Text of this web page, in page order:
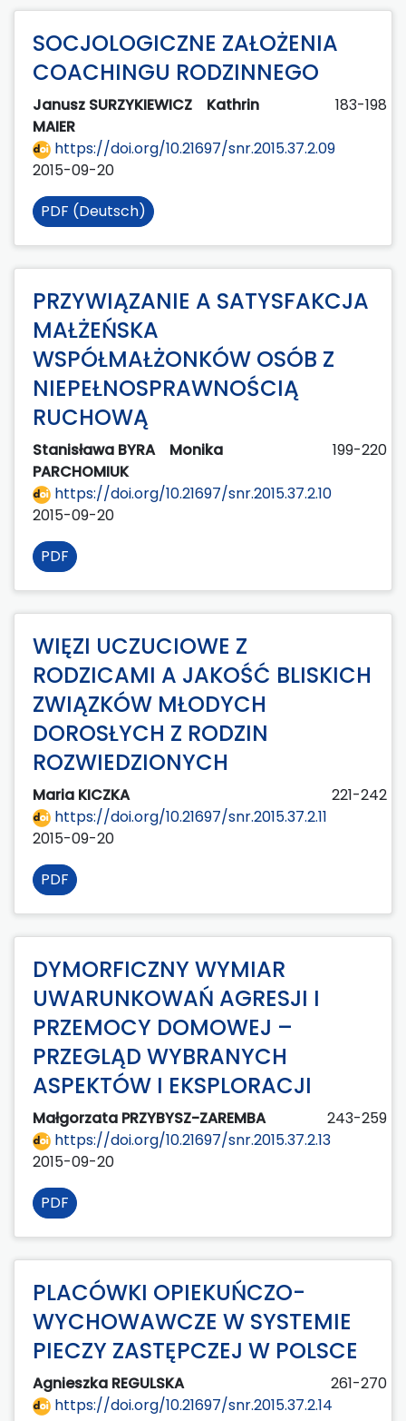
SOCJOLOGICZNE ZAŁOŻENIA
COACHINGU RODZINNEGO
Janusz SURZYKIEWICZ
Kathrin
MAIER
183-198
https://doi.org/10.21697/snr.2015.37.2.09
2015-09-20
PDF (Deutsch)
PRZYWIĄZANIE A SATYSFAKCJA
MAŁŻEŃSKA
WSPÓŁMAŁŻONKÓW OSÓB Z
NIEPEŁNOSPRAWNOŚCIĄ
RUCHOWĄ
Stanisława BYRA
Monika
PARCHOMIUK
199-220
https://doi.org/10.21697/snr.2015.37.2.10
2015-09-20
PDF
WIĘZI UCZUCIOWE Z
RODZICAMI A JAKOŚĆ BLISKICH
ZWIĄZKÓW MŁODYCH
DOROSŁYCH Z RODZIN
ROZWIEDZIONYCH
Maria KICZKA
221-242
https://doi.org/10.21697/snr.2015.37.2.11
2015-09-20
PDF
DYMORFICZNY WYMIAR
UWARUNKOWAŃ AGRESJI I
PRZEMOCY DOMOWEJ –
PRZEGLĄD WYBRANYCH
ASPEKTÓW I EKSPLORACJI
Małgorzata PRZYBYSZ-ZAREMBA
243-259
https://doi.org/10.21697/snr.2015.37.2.13
2015-09-20
PDF
PLACÓWKI OPIEKUŃCZO-
WYCHOWAWCZE W SYSTEMIE
PIECZY ZASTĘPCZEJ W POLSCE
Agnieszka REGULSKA
261-270
https://doi.org/10.21697/snr.2015.37.2.14